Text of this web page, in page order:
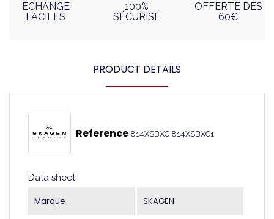
ÉCHANGE
FACILES
100%
SÉCURISÉ
OFFERTE DÈS
60€
PRODUCT DETAILS
Reference 814XSBXC 814XSBXC1
Data sheet
Marque SKAGEN